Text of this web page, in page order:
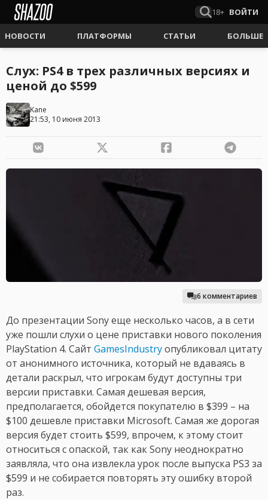
18+ ВОЙТИ
НОВОСТИ ПЛАТФОРМЫ СТАТЬИ БОЛЬШЕ
Слух: PS4 в трех различных версиях и
ценой до $599
Kane
21:53, 10 июня 2013
6 комментариев
До презентации Sony еще несколько часов, а в сети
уже пошли слухи о цене приставки нового поколения
PlayStation 4. Сайт GamesIndustryопубликовал цитату
от анонимного источника, который не вдаваясь в
детали раскрыл, что игрокам будут доступны три
версии приставки. Самая дешевая версия,
предполагается, обойдется покупателю в $399 – на
$100 дешевле приставки Microsoft. Самая же дорогая
версия будет стоить $599, впрочем, к этому стоит
относиться с опаской, так как Sony неоднократно
заявляла, что она извлекла урок после выпуска PS3 за
$599 и не собирается повторять эту ошибку второй
раз.